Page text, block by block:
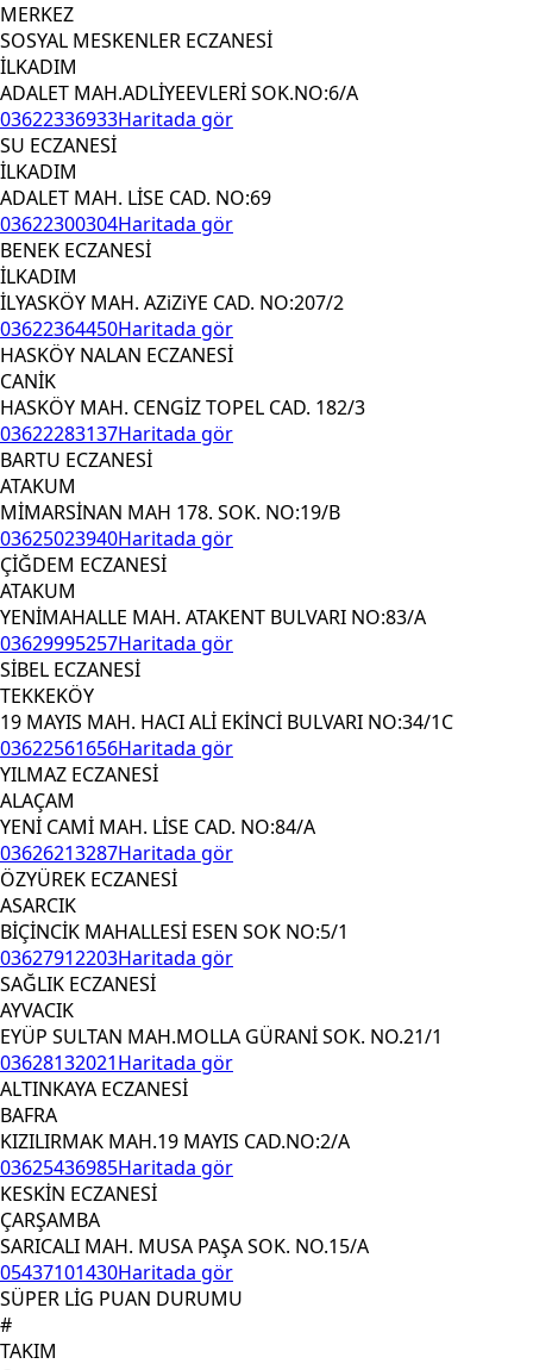
MERKEZ
SOSYAL MESKENLER ECZANESİ
İLKADIM
ADALET MAH.ADLİYEEVLERİ SOK.NO:6/A
03622336933Haritada gör
SU ECZANESİ
İLKADIM
ADALET MAH. LİSE CAD. NO:69
03622300304Haritada gör
BENEK ECZANESİ
İLKADIM
İLYASKÖY MAH. AZiZiYE CAD. NO:207/2
03622364450Haritada gör
HASKÖY NALAN ECZANESİ
CANİK
HASKÖY MAH. CENGİZ TOPEL CAD. 182/3
03622283137Haritada gör
BARTU ECZANESİ
ATAKUM
MİMARSİNAN MAH 178. SOK. NO:19/B
03625023940Haritada gör
ÇİĞDEM ECZANESİ
ATAKUM
YENİMAHALLE MAH. ATAKENT BULVARI NO:83/A
03629995257Haritada gör
SİBEL ECZANESİ
TEKKEKÖY
19 MAYIS MAH. HACI ALİ EKİNCİ BULVARI NO:34/1C
03622561656Haritada gör
YILMAZ ECZANESİ
ALAÇAM
YENİ CAMİ MAH. LİSE CAD. NO:84/A
03626213287Haritada gör
ÖZYÜREK ECZANESİ
ASARCIK
BİÇİNCİK MAHALLESİ ESEN SOK NO:5/1
03627912203Haritada gör
SAĞLIK ECZANESİ
AYVACIK
EYÜP SULTAN MAH.MOLLA GÜRANİ SOK. NO.21/1
03628132021Haritada gör
ALTINKAYA ECZANESİ
BAFRA
KIZILIRMAK MAH.19 MAYIS CAD.NO:2/A
03625436985Haritada gör
KESKİN ECZANESİ
ÇARŞAMBA
SARICALI MAH. MUSA PAŞA SOK. NO.15/A
05437101430Haritada gör
SÜPER LİG PUAN DURUMU
#
TAKIM